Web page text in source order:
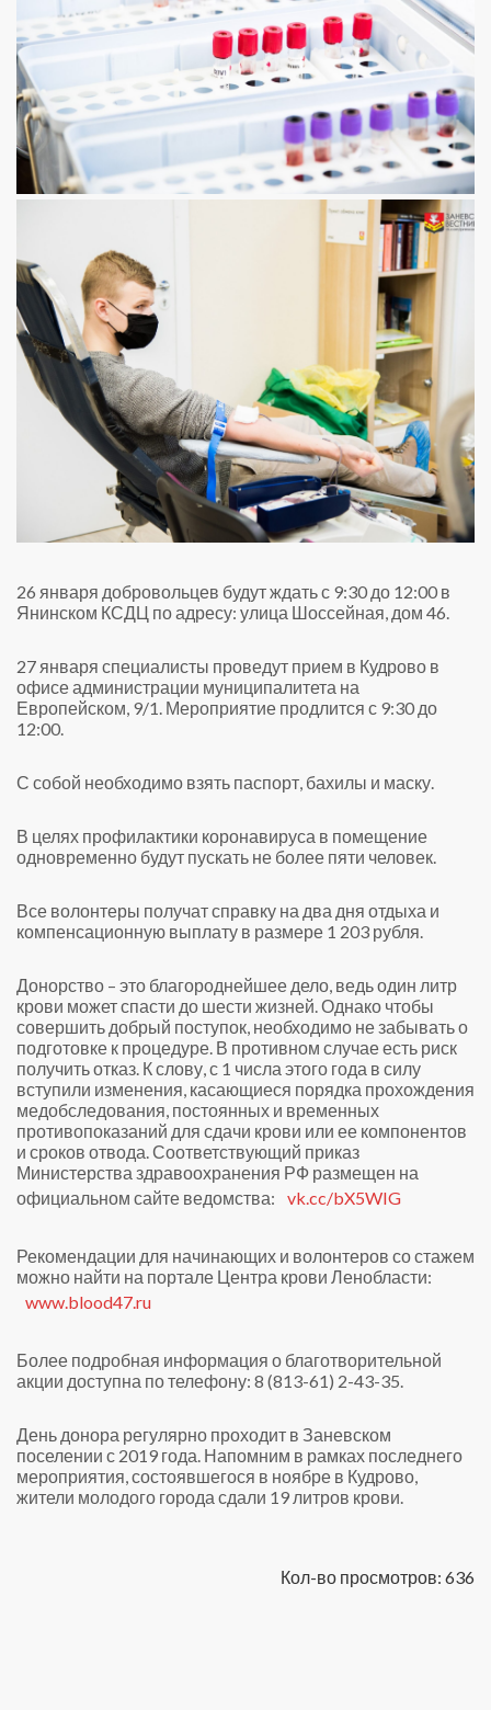
26 января добровольцев будут ждать с 9:30 до 12:00 в
Янинском КСДЦ по адресу: улица Шоссейная, дом 46.
27 января специалисты проведут прием в Кудрово в
офисе администрации муниципалитета на
Европейском, 9/1. Мероприятие продлится с 9:30 до
12:00.
С собой необходимо взять паспорт, бахилы и маску.
В целях профилактики коронавируса в помещение
одновременно будут пускать не более пяти человек.
Все волонтеры получат справку на два дня отдыха и
компенсационную выплату в размере 1 203 рубля.
Донорство – это благороднейшее дело, ведь один литр
крови может спасти до шести жизней. Однако чтобы
совершить добрый поступок, необходимо не забывать о
подготовке к процедуре. В противном случае есть риск
получить отказ. К слову, с 1 числа этого года в силу
вступили изменения, касающиеся порядка прохождения
медобследования, постоянных и временных
противопоказаний для сдачи крови или ее компонентов
и сроков отвода. Соответствующий приказ
Министерства здравоохранения РФ размещен на
официальном сайте ведомства:
vk.cc/bX5WIG
Рекомендации для начинающих и волонтеров со стажем
можно найти на портале Центра крови Ленобласти:
www.blood47.ru
Более подробная информация о благотворительной
акции доступна по телефону: 8 (813-61) 2-43-35.
День донора регулярно проходит в Заневском
поселении с 2019 года. Напомним в рамках последнего
мероприятия, состоявшегося в ноябре в Кудрово,
жители молодого города сдали 19 литров крови.
Кол-во просмотров: 636